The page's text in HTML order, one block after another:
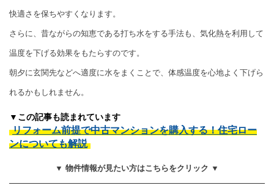
快適さを保ちやすくなります。
さらに、昔ながらの知恵である打ち水をする手法も、気化熱を利用して
温度を下げる効果をもたらすのです。
朝夕に玄関先などへ適度に水をまくことで、体感温度を心地よく下げら
れるかもしれません。
▼この記事も読まれています
リフォーム前提で中古マンションを購入する！住宅ロー
ンについても解説
▼ 物件情報が見たい方はこちらをクリック ▼